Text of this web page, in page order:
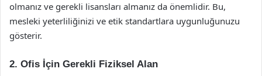
olmanız ve gerekli lisansları almanız da önemlidir. Bu,
mesleki yeterliliğinizi ve etik standartlara uygunluğunuzu
gösterir.
2. Ofis İçin Gerekli Fiziksel Alan